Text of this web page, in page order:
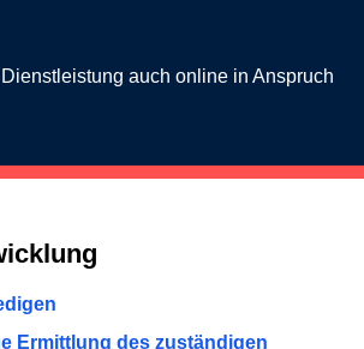
auch online in Anspruch
Ermittlung des zuständigen